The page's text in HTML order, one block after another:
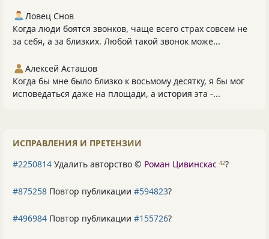
Ловец Снов
Когда люди боятся звонков, чаще всего страх совсем не
за себя, а за близких. Любой такой звонок може...
Алексей Асташов
Когда бы мне было близко к восьмому десятку, я бы мог
исповедаться даже на площади, а история эта -...
ИСПРАВЛЕНИЯ И ПРЕТЕНЗИИ
#2250814 Удалить авторство © Роман Цивинскас 42?
#875258 Повтор публикации #594823?
#496984 Повтор публикации #155726?